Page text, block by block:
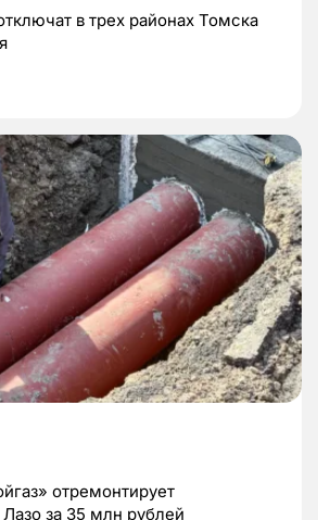
в трех районах Томска
отремонтирует
за 35 млн рублей